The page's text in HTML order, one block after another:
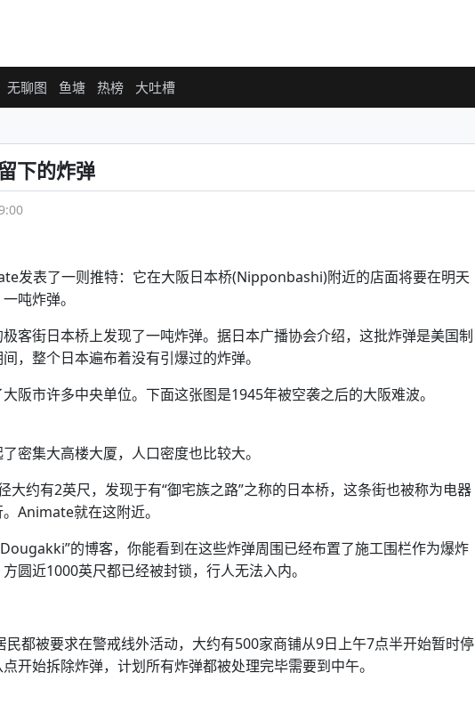
无聊图 鱼塘 热榜 大吐槽
下的炸弹
发表了一则推特：它在大阪日本桥(Nipponbashi)附近的店面将要在明天
吨炸弹。
客街日本桥上发现了一吨炸弹。据日本广播协会介绍，这批炸弹是美国制
，整个日本遍布着没有引爆过的炸弹。
阪市许多中央单位。下面这张图是1945年被空袭之后的大阪难波。
密集大高楼大厦，人口密度也比较大。
大约有2英尺，发现于有“御宅族之路”之称的日本桥，这条街也被称为电器
Animate就在这附近。
的博客，你能看到在这些炸弹周围已经布置了施工围栏作为爆炸
圆近1000英尺都已经被封锁，行人无法入内。
都被要求在警戒线外活动，大约有500家商铺从9日上午7点半开始暂时停
开始拆除炸弹，计划所有炸弹都被处理完毕需要到中午。